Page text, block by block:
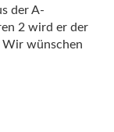
der A-
2 wird er der
wünschen